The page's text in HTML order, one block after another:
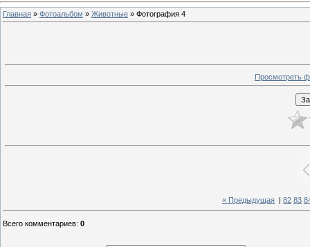
Главная » Фотоальбом » Животные » Фотография 4
Просмотреть
« Предыдущая 82 83
Всего комментариев: 0